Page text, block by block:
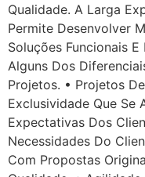
Qualidade. A Larga
Permite Desenvolver
Soluções Funcionais
Alguns Dos
Projetos. • Projetos
Exclusividade Que Se
Expectativas Dos
Necessidades Do
Com Propostas